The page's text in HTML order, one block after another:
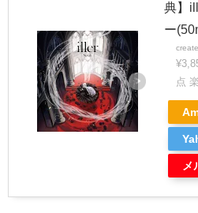
典】
ー
点
メ